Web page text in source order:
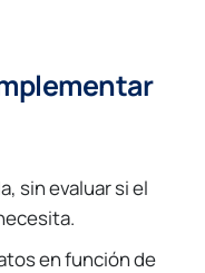
sin evaluar si el
en función de